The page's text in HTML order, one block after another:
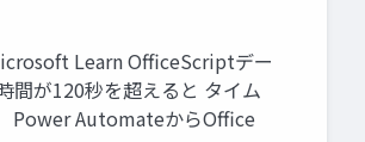
Learn OfficeScriptデー
間が120秒を超えると タイム
Power AutomateからOffice